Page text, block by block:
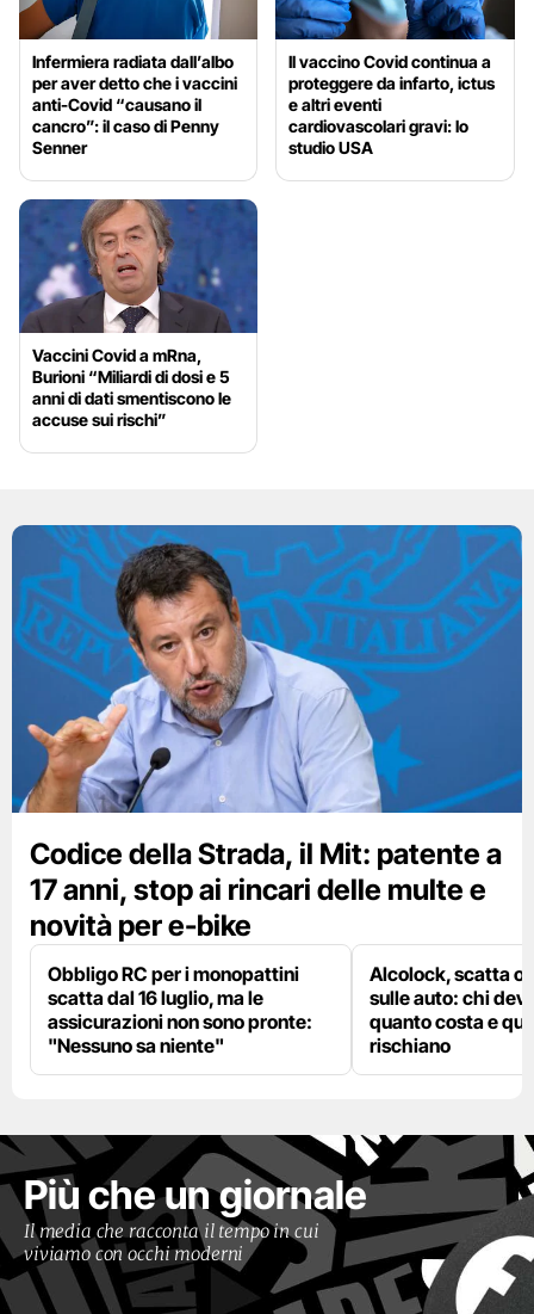
Infermiera radiata dall’albo
per aver detto che i vaccini
anti-Covid “causano il
cancro”: il caso di Penny
Senner
Il vaccino Covid continua a
proteggere da infarto, ictus
e altri eventi
cardiovascolari gravi: lo
studio USA
Vaccini Covid a mRna,
Burioni “Miliardi di dosi e 5
anni di dati smentiscono le
accuse sui rischi”
Codice della Strada, il Mit: patente a
17 anni, stop ai rincari delle multe e
novità per e-bike
Obbligo RC per i monopattini
scatta dal 16 luglio, ma le
assicurazioni non sono pronte:
"Nessuno sa niente"
Alcolock, scatta
sulle auto: chi
quanto costa e
rischiano
Più che un giornale
Il media che racconta il tempo in cui
viviamo con occhi moderni